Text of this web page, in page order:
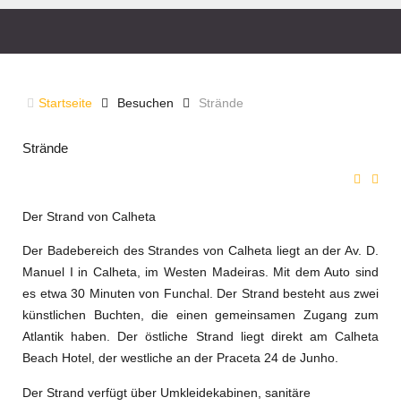
STRÄNDE
Startseite Besuchen Strände
Strände
Der Strand von Calheta
Der Badebereich des Strandes von Calheta liegt an der Av. D.
Manuel I in Calheta, im Westen Madeiras. Mit dem Auto sind
es etwa 30 Minuten von Funchal. Der Strand besteht aus zwei
künstlichen Buchten, die einen gemeinsamen Zugang zum
Atlantik haben. Der östliche Strand liegt direkt am Calheta
Beach Hotel, der westliche an der Praceta 24 de Junho.
Der Strand verfügt über Umkleidekabinen, sanitäre